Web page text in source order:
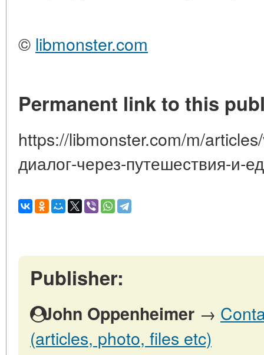
© libmonster.com
Permanent link to this
https://libmonster.com/m/
диалог-через-путешествия-и-
Publisher:
John Oppenheimer →
(articles, photo, files etc)